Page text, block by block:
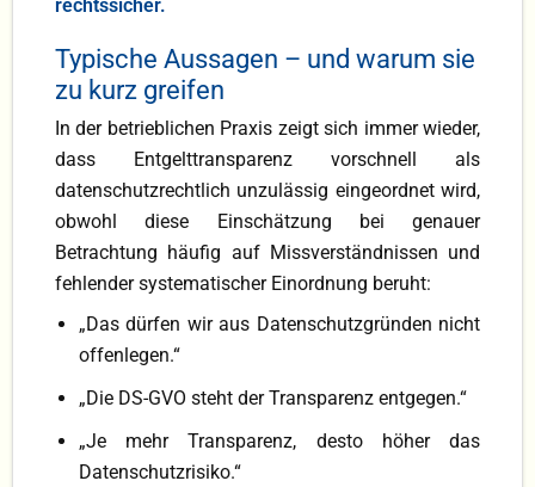
rechtssicher.
Typische Aussagen – und warum sie
zu kurz greifen
In der betrieblichen Praxis zeigt sich immer wieder,
dass Entgelttransparenz vorschnell als
datenschutzrechtlich unzulässig eingeordnet wird,
obwohl diese Einschätzung bei genauer
Betrachtung häufig auf Missverständnissen und
fehlender systematischer Einordnung beruht:
„Das dürfen wir aus Datenschutzgründen nicht
offenlegen.“
„Die DS-GVO steht der Transparenz entgegen.“
„Je mehr Transparenz, desto höher das
Datenschutzrisiko.“